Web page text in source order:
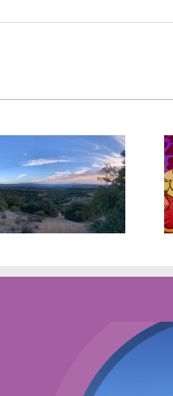
Les Baux de
Provence et Saint
Rémy de Provence